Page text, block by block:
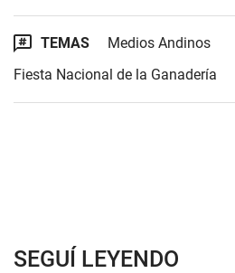
TEMAS
Medios Andinos
Fiesta Nacional de la Ganadería
SEGUÍ LEYENDO